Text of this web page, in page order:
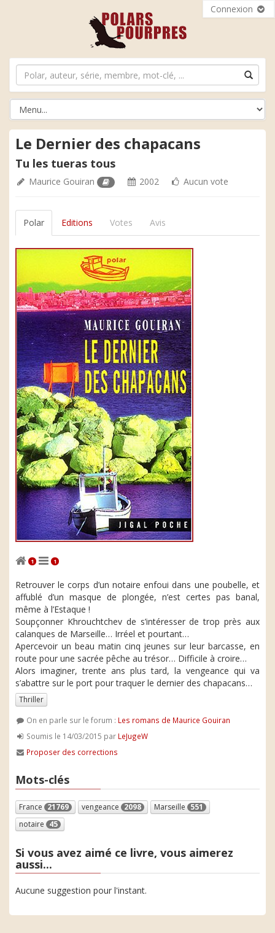
Connexion
Le Dernier des chapacans
Tu les tueras tous
Maurice Gouiran 2002 Aucun vote
Polar Editions Votes Avis
1 1
Retrouver le corps d’un notaire enfoui dans une poubelle, et
affublé d’un masque de plongée, n’est certes pas banal,
même à l’Estaque !
Soupçonner Khrouchtchev de s’intéresser de trop près aux
calanques de Marseille… Irréel et pourtant…
Apercevoir un beau matin cinq jeunes sur leur barcasse, en
route pour une sacrée pêche au trésor… Difficile à croire…
Alors imaginer, trente ans plus tard, la vengeance qui va
s’abattre sur le port pour traquer le dernier des chapacans…
Thriller
On en parle sur le forum : Les romans de Maurice Gouiran
Soumis le 14/03/2015 par LeJugeW
Proposer des corrections
Mots-clés
France 21769 vengeance 2098 Marseille 551
notaire 45
Si vous avez aimé ce livre, vous aimerez
aussi...
Aucune suggestion pour l'instant.